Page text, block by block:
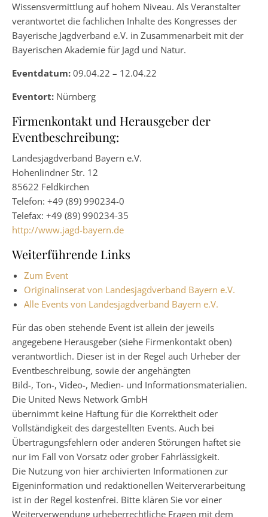
Wissensvermittlung auf hohem Niveau. Als Veranstalter
verantwortet die fachlichen Inhalte des Kongresses der
Bayerische Jagdverband e.V. in Zusammenarbeit mit der
Bayerischen Akademie für Jagd und Natur.
Eventdatum: 09.04.22 – 12.04.22
Eventort: Nürnberg
Firmenkontakt und Herausgeber der
Eventbeschreibung:
Landesjagdverband Bayern e.V.
Hohenlindner Str. 12
85622 Feldkirchen
Telefon: +49 (89) 990234-0
Telefax: +49 (89) 990234-35
http://www.jagd-bayern.de
Weiterführende Links
Zum Event
Originalinserat von Landesjagdverband Bayern e.V.
Alle Events von Landesjagdverband Bayern e.V.
Für das oben stehende Event ist allein der jeweils
angegebene Herausgeber (siehe Firmenkontakt oben)
verantwortlich. Dieser ist in der Regel auch Urheber der
Eventbeschreibung, sowie der angehängten
Bild-, Ton-, Video-, Medien- und Informationsmaterialien.
Die United News Network GmbH
übernimmt keine Haftung für die Korrektheit oder
Vollständigkeit des dargestellten Events. Auch bei
Übertragungsfehlern oder anderen Störungen haftet sie
nur im Fall von Vorsatz oder grober Fahrlässigkeit.
Die Nutzung von hier archivierten Informationen zur
Eigeninformation und redaktionellen Weiterverarbeitung
ist in der Regel kostenfrei. Bitte klären Sie vor einer
Weiterverwendung urheberrechtliche Fragen mit dem